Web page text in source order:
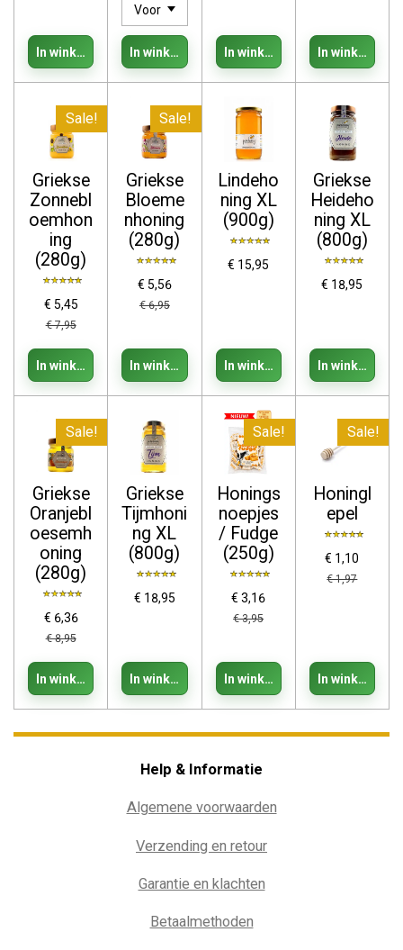
In winkelwagen In winkelwagen In winkelwagen In
Sale!
Griekse
Zonnebl
oemhon
ing
(280g)
€ 5,45
€ 7,95
In winkelwagen
Sale!
Griekse
Bloeme
nhoning
(280g)
€ 5,56
€ 6,95
In winkelwagen
Lindeho
ning XL
(900g)
€ 15,95
In winkelwagen
Griekse
Heideho
ning XL
(800g)
€ 18,95
In
Sale!
Griekse
Oranjebl
oesemh
oning
(280g)
€ 6,36
€ 8,95
In winkelwagen
Griekse
Tijmhoni
ng XL
(800g)
€ 18,95
In winkelwagen
Sale!
Honings
noepjes
/ Fudge
(250g)
€ 3,16
€ 3,95
In winkelwagen
Sale!
Honingl
epel
€ 1,10
€ 1,97
In
Help & Informatie
Algemene voorwaarden
Verzending en retour
Garantie en klachten
Betaalmethoden